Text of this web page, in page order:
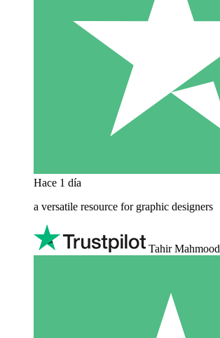
Hace 1 día
a versatile resource for graphic designers
Tahir Mahmood